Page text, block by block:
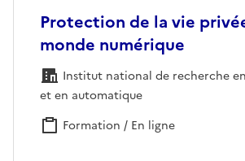
Protection de la vie
monde numérique
Institut national de recherche
et en automatique
Formation / En ligne